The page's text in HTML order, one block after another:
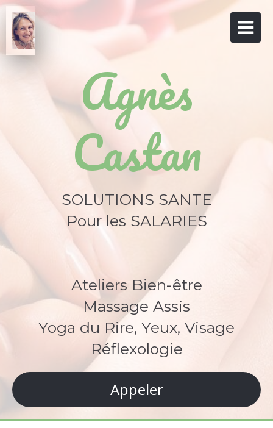
Agnès
Castan
SOLUTIONS SANTE
Pour les SALARIES
Ateliers Bien-être
Massage Assis
Yoga du Rire, Yeux, Visage
Réflexologie
Appeler